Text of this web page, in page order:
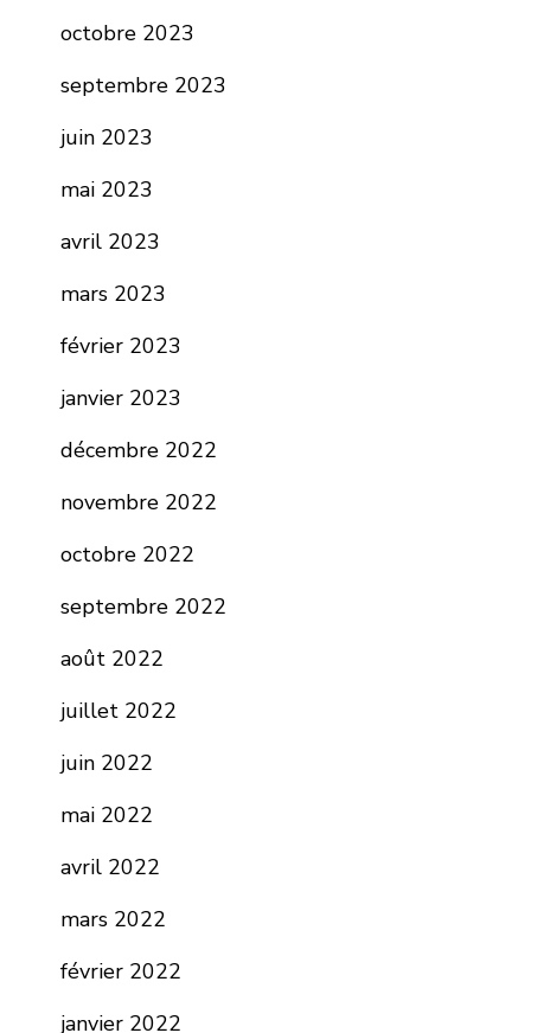
octobre 2023
septembre 2023
juin 2023
mai 2023
avril 2023
mars 2023
février 2023
janvier 2023
décembre 2022
novembre 2022
octobre 2022
septembre 2022
août 2022
juillet 2022
juin 2022
mai 2022
avril 2022
mars 2022
février 2022
janvier 2022